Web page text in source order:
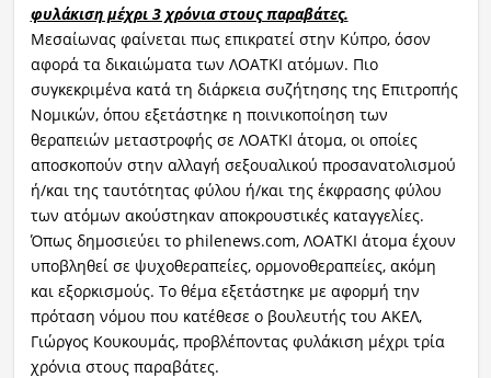
φυλάκιση μέχρι 3 χρόνια στους παραβάτες.
Μεσαίωνας φαίνεται πως επικρατεί στην Κύπρο, όσον
αφορά τα δικαιώματα των ΛΟΑΤΚΙ ατόμων. Πιο
συγκεκριμένα κατά τη διάρκεια συζήτησης της Επιτροπής
Νομικών, όπου εξετάστηκε η ποινικοποίηση των
θεραπειών μεταστροφής σε ΛΟΑΤΚΙ άτομα, οι οποίες
αποσκοπούν στην αλλαγή σεξουαλικού προσανατολισμού
ή/και της ταυτότητας φύλου ή/και της έκφρασης φύλου
των ατόμων ακούστηκαν αποκρουστικές καταγγελίες.
Όπως δημοσιεύει το philenews.com, ΛΟΑΤΚΙ άτομα έχουν
υποβληθεί σε ψυχοθεραπείες, ορμονοθεραπείες, ακόμη
και εξορκισμούς. Το θέμα εξετάστηκε με αφορμή την
πρόταση νόμου που κατέθεσε ο βουλευτής του ΑΚΕΛ,
Γιώργος Κουκουμάς, προβλέποντας φυλάκιση μέχρι τρία
χρόνια στους παραβάτες.